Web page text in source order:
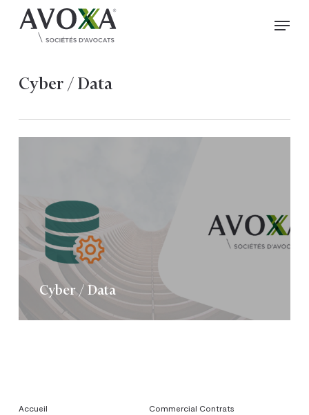
Menu
Cyber / Data
Cyber / Data
Accueil
Commercial Contrats